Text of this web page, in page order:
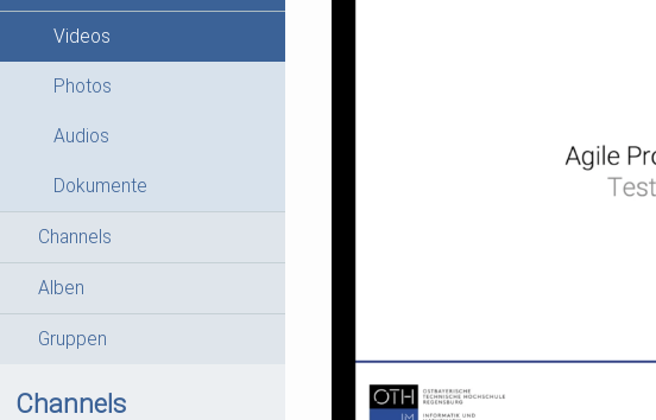
Videos
Photos
Audios
Dokumente
Channels
Alben
Gruppen
Channels